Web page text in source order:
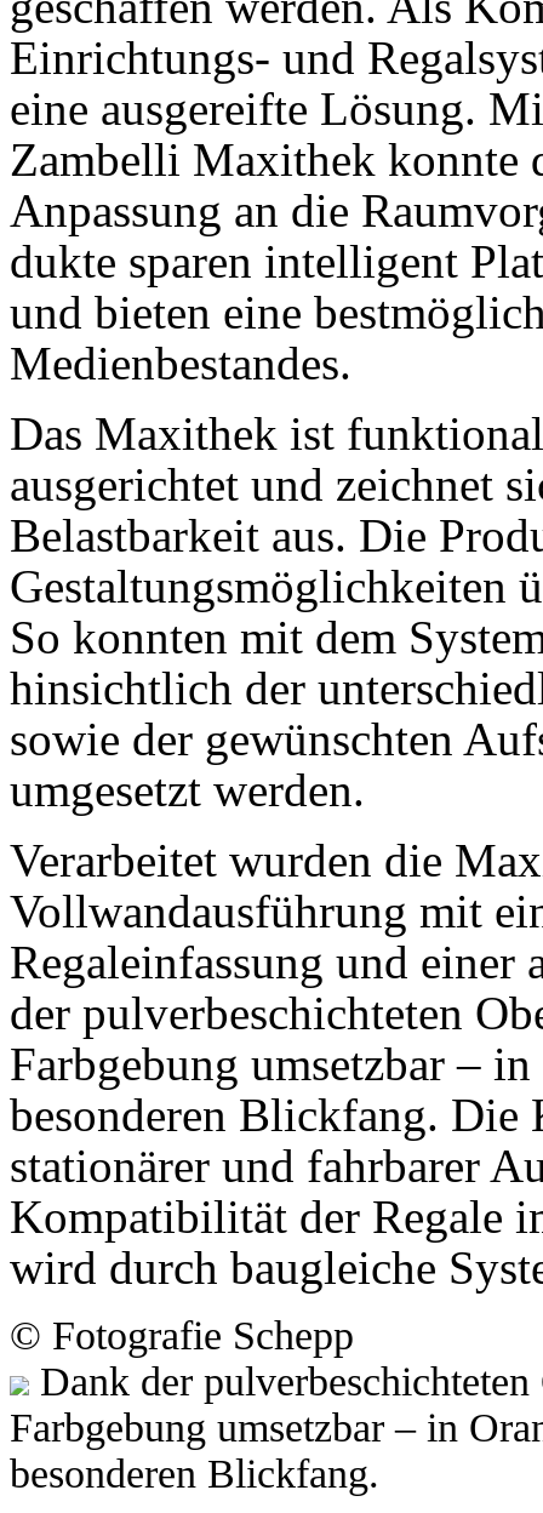
Einrichtungs- und
eine ausgereifte Lösung.
Zambelli Maxithek konnte
Anpas­sung an die
dukte sparen intelligent
und bieten eine
Medien­bestandes.
Das Maxithek ist
ausgerichtet und zeichnet
Belastbarkeit aus. Die
Gestaltungsmöglichkeiten
So konnten mit dem
hinsichtlich der
sowie der gewünschten
umgesetzt werden.
Verarbeitet wurden die
Vollwandausführung mit
Regaleinfassung und einer
der pulverbeschichteten
Farbgebung umsetzbar –
besonderen Blickfang. Die
stationärer und fahrbarer
Kompatibilität der Regale
wird durch baugleiche
© Fotografie Schepp
Dank der
Farbgebung umsetzbar – in
besonderen Blickfang.